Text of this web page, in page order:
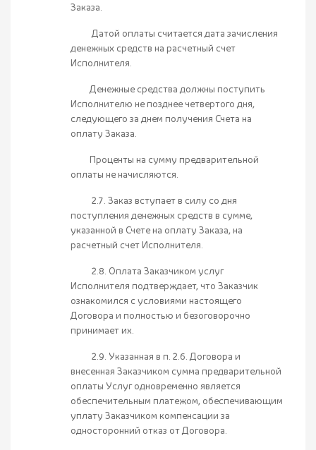
Заказа.
Датой оплаты считается дата зачисления
денежных средств на расчетный счет
Исполнителя.
Денежные средства должны поступить
Исполнителю не позднее четвертого дня,
следующего за днем получения Счета на
оплату Заказа.
Проценты на сумму предварительной
оплаты не начисляются.
2.7. Заказ вступает в силу со дня
поступления денежных средств в сумме,
указанной в Счете на оплату Заказа, на
расчетный счет Исполнителя.
2.8. Оплата Заказчиком услуг
Исполнителя подтверждает, что Заказчик
ознакомился с условиями настоящего
Договора и полностью и безоговорочно
принимает их.
2.9. Указанная в п. 2.6. Договора и
внесенная Заказчиком сумма предварительной
оплаты Услуг одновременно является
обеспечительным платежом, обеспечивающим
уплату Заказчиком компенсации за
односторонний отказ от Договора.